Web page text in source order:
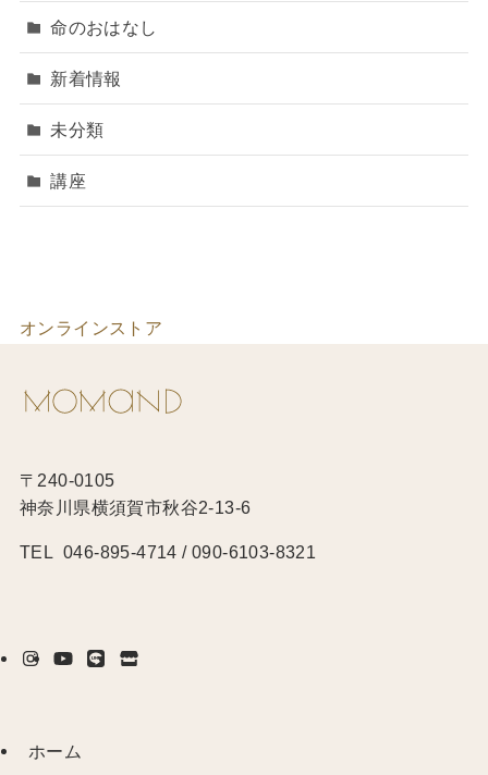
命のおはなし
新着情報
未分類
講座
オンラインストア
〒240-0105
神奈川県横須賀市秋谷2-13-6
TEL 046-895-4714 / 090-6103-8321
ホーム